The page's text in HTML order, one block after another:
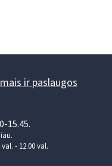
ir paslaugos
15.45.
- 12.00 val.